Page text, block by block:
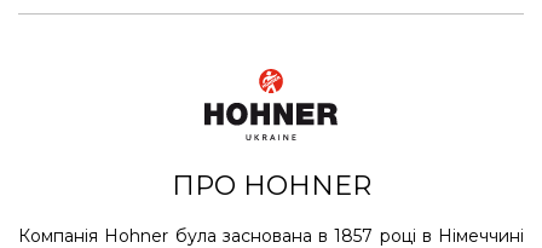
ПРО HOHNER
Компанія Hohner була заснована в 1857 році в Німеччині